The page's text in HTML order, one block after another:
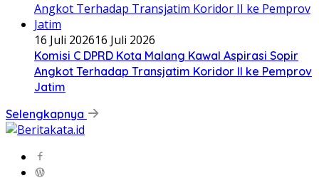
16 Juli 202616 Juli 2026
Komisi C DPRD Kota Malang Kawal Aspirasi Sopir
Angkot Terhadap Transjatim Koridor II ke Pemprov
Jatim
Selengkapnya